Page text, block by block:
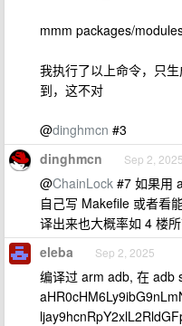
mmm packages/
我执行了以上命令，只
到，这不对
@dinghmcn #3
dinghmcn Sep 2, 2025
@ChainLock #7 如果用
自己写 Makefile 或者看
译出来也大概率如 4 楼
eleba Sep 2, 2025
编译过 arm adb, 在 adb